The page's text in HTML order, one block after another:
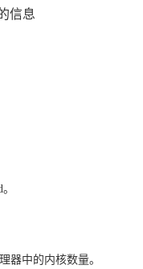
信息
器中的内核数量。